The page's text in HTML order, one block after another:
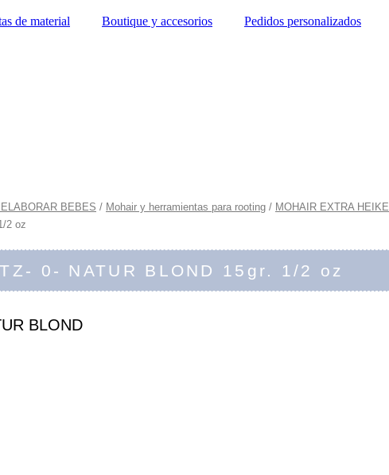
de material Boutique y accesorios Pedidos personalizados
BEBES / Mohair y herramientas para rooting / MOHAIR EXTRA HEIKE
2 oz
0- NATUR BLOND 15gr. 1/2 oz
BLOND